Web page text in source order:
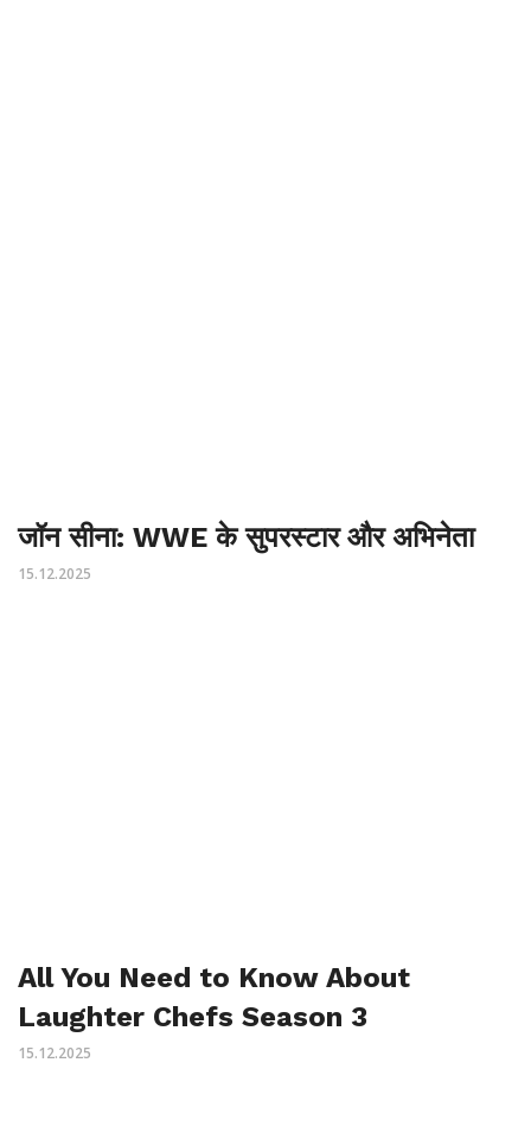
जॉन सीना: WWE के सुपरस्टार और अभिनेता
15.12.2025
All You Need to Know About
Laughter Chefs Season 3
15.12.2025